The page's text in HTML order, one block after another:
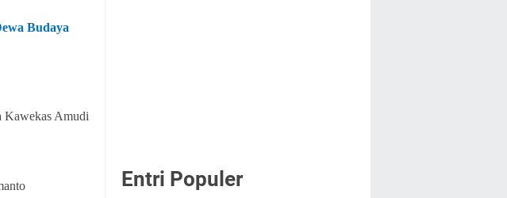
Budaya
Kawekas Amudi
Entri Populer